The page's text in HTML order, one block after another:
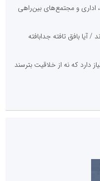
اداری و مجتمع‌های بین‌راهی
آیا بافق تافته جدابافته
دارد که نه از خلاقیت بترسند